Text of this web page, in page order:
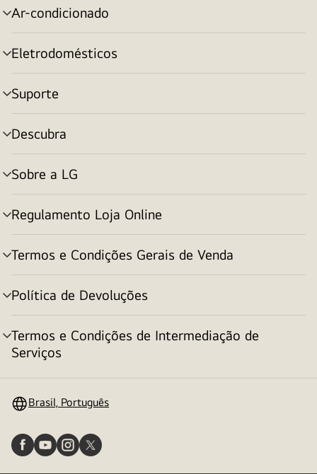
Ar-condicionado
alternar
menu
Eletrodomésticos
alternar
menu
Suporte
alternar
menu
Descubra
alternar
menu
Sobre a LG
alternar
menu
Regulamento Loja Online
alternar
menu
Termos e Condições Gerais de Venda
alternar
menu
Política de Devoluções
alternar
menu
Termos e Condições de Intermediação de
Serviços
alternar
Brasil, Português